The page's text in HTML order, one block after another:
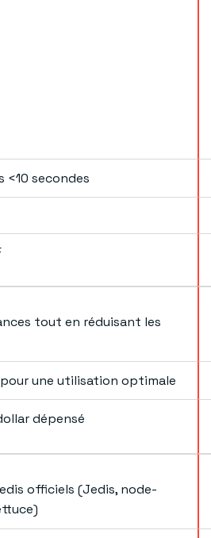
secondes
tout en réduisant les
une utilisation optimale
dépensé
officiels (Jedis, node-